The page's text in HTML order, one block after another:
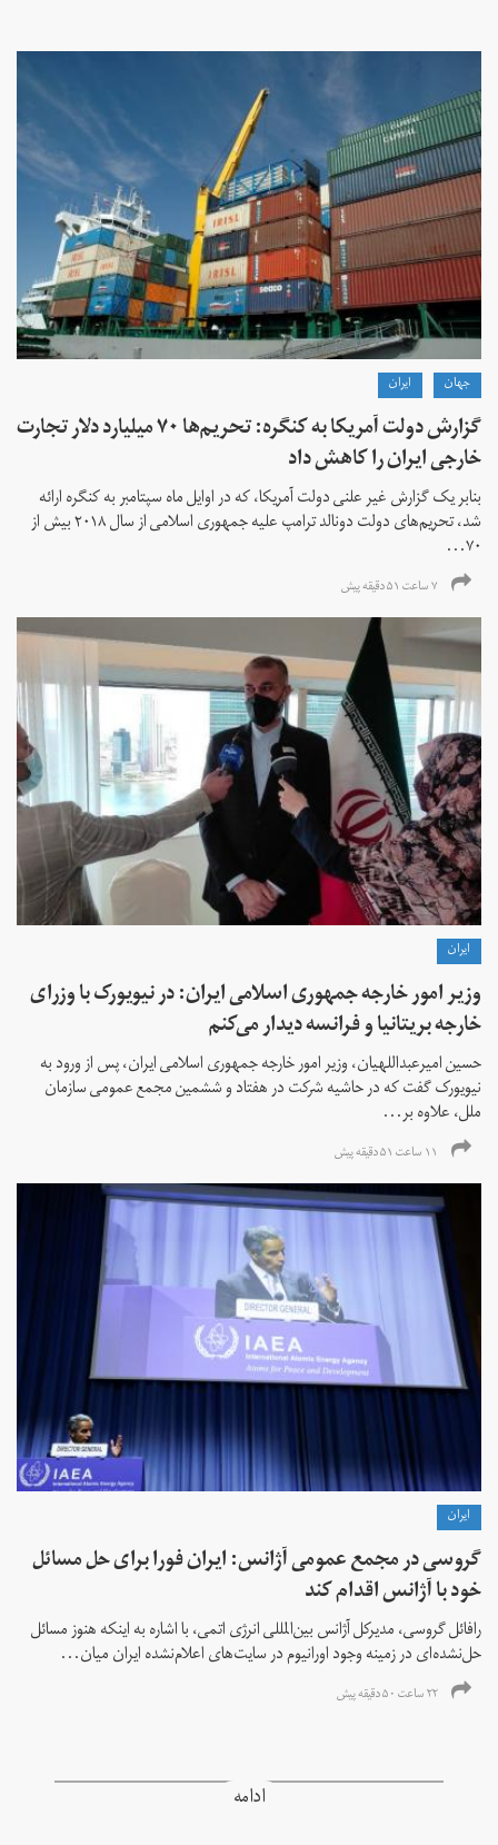
جهان ايران
گزارش دولت آمریکا به کنگره: تحریم‌ها ۷۰ میلیارد دلار تجارت
خارجی ایران را کاهش داد
بنابر یک گزارش غیر علنی دولت آمریکا، که در اوایل ماه سپتامبر به کنگره ارائه
شد، تحریم‌های دولت دونالد ترامپ علیه جمهوری اسلامی از سال ۲۰۱۸ بیش از
۷۰...
۷ ساعت ۵۱ دقیقه پیش
ايران
وزیر امور خارجه جمهوری اسلامی ایران: در نیویورک با وزرای
خارجه بریتانیا و فرانسه دیدار می‌کنم
حسین امیرعبداللهیان، وزیر امور خارجه جمهوری اسلامی ایران، پس از ورود به
نیویورک گفت که در حاشیه شرکت در هفتاد و ششمین مجمع عمومی سازمان
ملل، علاوه بر...
۱۱ ساعت ۵۱ دقیقه پیش
ايران
گروسی در مجمع عمومی آژانس: ایران فورا برای حل مسائل
خود با آژانس اقدام کند
رافائل گروسی، مدیرکل آژانس بین‌المللی انرژی اتمی، با اشاره به اینکه هنوز مسائل
حل‌نشده‌ای در زمینه وجود اورانیوم در سایت‌های اعلام‌نشده ایران میان...
۲۲ ساعت ۵۰ دقیقه پیش
ادامه